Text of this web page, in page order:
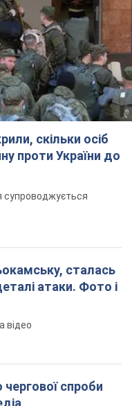
скільки осіб
проти України до
супроводжується
сталась
атаки. Фото і
відео
спроби